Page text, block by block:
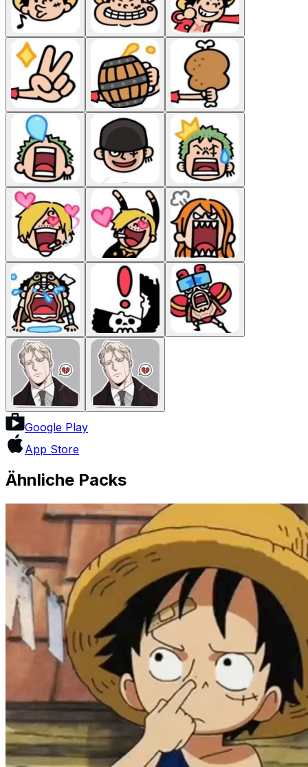
Google Play
App Store
Ähnliche Packs